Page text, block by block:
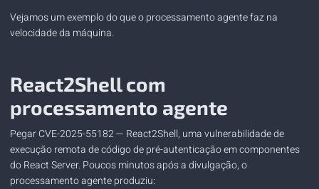
Vejamos um exemplo do que o processamento agente faz na
velocidade da máquina.
React2Shell com
processamento agente
PegarCVE-2025-55182— React2Shell, uma vulnerabilidade de
execução remota de código de pré-autenticação em componentes
do React Server. Poucos minutos após a divulgação, o
processamento agente produziu: